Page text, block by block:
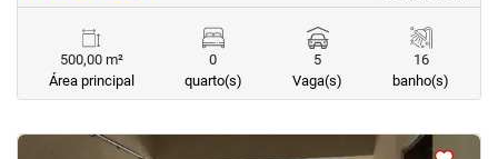
500,00 m²
Área principal
0
quarto(s)
5
Vaga(s)
16
banho(s)
<